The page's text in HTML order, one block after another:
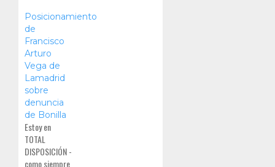
presidente
Posicionamiento
de
Francisco
Arturo
Vega de
Lamadrid
sobre
denuncia
de Bonilla
Estoy en
TOTAL
DISPOSICIÓN -
como siempre